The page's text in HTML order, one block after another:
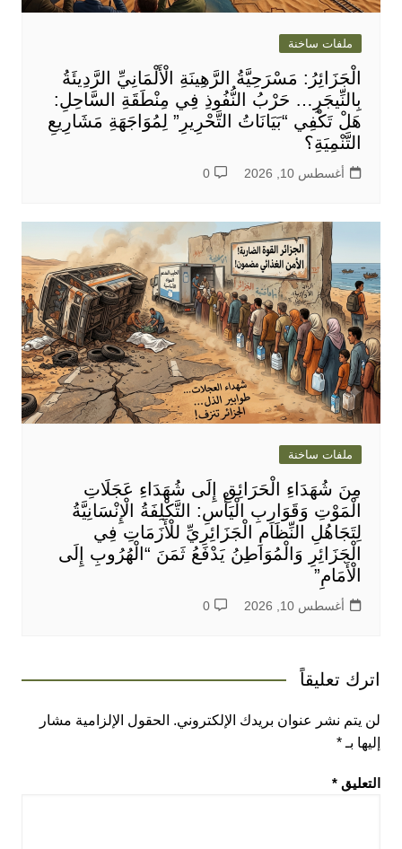
ملفات ساخنة
الْجَزَائِرُ: مَسْرَحِيَّةُ الرَّهِينَةِ الْأَلْمَانِيِّ الرَّدِيئَةُ
بِالنِّيجَرِ… حَرْبُ النُّفُوذِ فِي مِنْطَقَةِ السَّاحِلِ:
هَلْ تَكْفِي “بَيَانَاتُ التَّحْرِيرِ” لِمُوَاجَهَةِ مَشَارِيعِ
التَّنْمِيَةِ؟
أغسطس 10, 2026 0
ملفات ساخنة
مِنَ شُهَدَاءِ الْحَرَائِقِ إِلَى شُهَدَاءِ عَجَلَاتِ
الْمَوْتِ وَقَوَارِبِ الْيَأْسِ: التَّكْلِفَةُ الْإِنْسَانِيَّةُ
لِتَجَاهُلِ النِّظَامِ الْجَزَائِرِيِّ للْأَزَمَاتِ فِي
الْجَزَائِرِ وَالْمُوَاطِنُ يَدْفَعُ ثَمَنَ “الْهُرُوبِ إِلَى
الْأَمَامِ”
أغسطس 10, 2026 0
اترك تعليقاً
لن يتم نشر عنوان بريدك الإلكتروني. الحقول الإلزامية مشار
إليها بـ *
التعليق *